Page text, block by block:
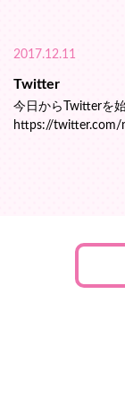
2017.12.11
Twitter
今日からTwitterを
https://twitter.com/